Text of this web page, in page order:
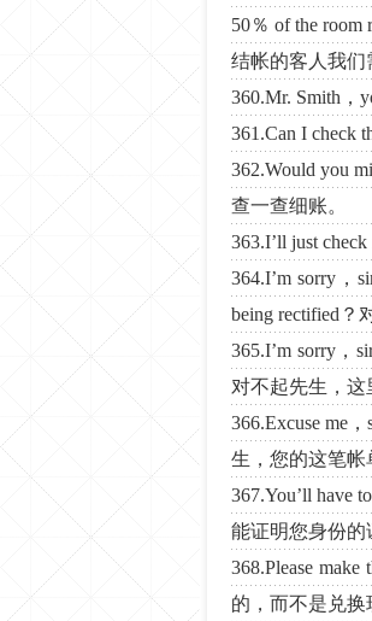
50％ of the
结帐的客人我们
360.Mr. Smith，
361.Can I check
362.Would you
查一查细账。
363.I’ll just
364.I’m sorry，
being rectified
365.I’m sorry，
对不起先生，这
366.Excuse me
生，您的这笔帐
367.You’ll have
能证明您身份的
368.Please
的，而不是兑换